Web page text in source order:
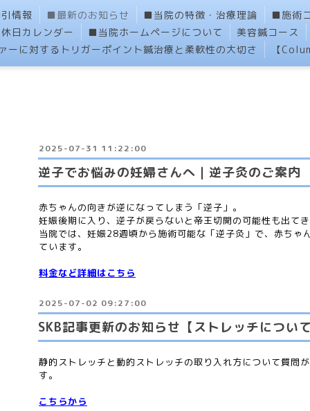
情報 ■最新のお知らせ ■当院の特徴・治療理論
■施術
日カレンダー
■当院ホームページについて
美容鍼コース
ーに対するトリガーポイント鍼治療と柔軟性の大切さ
【
2025-07-31 11:22:00
逆子でお悩みの妊婦さんへ｜逆子灸のご案内
赤ちゃんの向きが逆になってしまう「逆子」。
妊娠後期に入り、逆子が戻らないと帝王切開の可能性も出て
当院では、妊娠28週頃から施術可能な「逆子灸」で、赤ちゃ
ています。
料金など詳細はこちら
2025-07-02 09:27:00
SKB記事更新のお知らせ【ストレッチについ
静的ストレッチと動的ストレッチの取り入れ方について質問
す。
こちらから